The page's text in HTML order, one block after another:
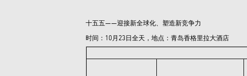
十五五——迎接新全球化、塑造新竞争力
时间：10月23日全天，地点：青岛香格里拉大酒店